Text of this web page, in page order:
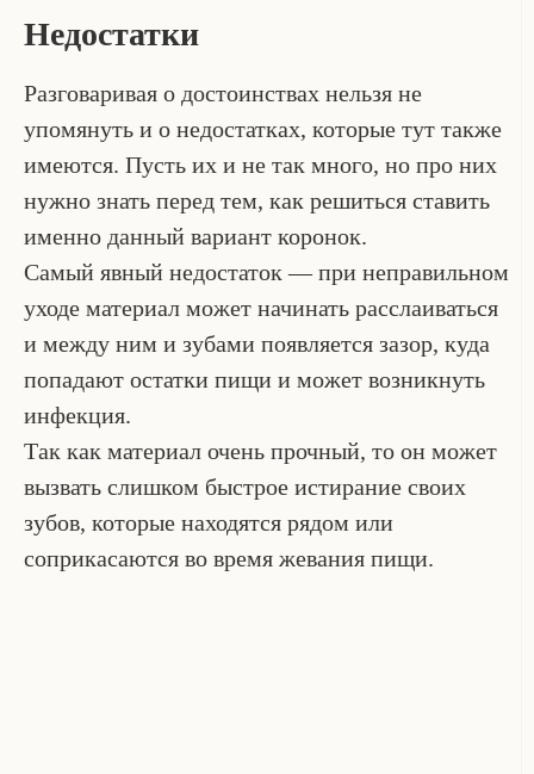
Недостатки
Разговаривая о достоинствах нельзя не
упомянуть и о недостатках, которые тут также
имеются. Пусть их и не так много, но про них
нужно знать перед тем, как решиться ставить
именно данный вариант коронок.
Самый явный недостаток — при неправильном
уходе материал может начинать расслаиваться
и между ним и зубами появляется зазор, куда
попадают остатки пищи и может возникнуть
инфекция.
Так как материал очень прочный, то он может
вызвать слишком быстрое истирание своих
зубов, которые находятся рядом или
соприкасаются во время жевания пищи.